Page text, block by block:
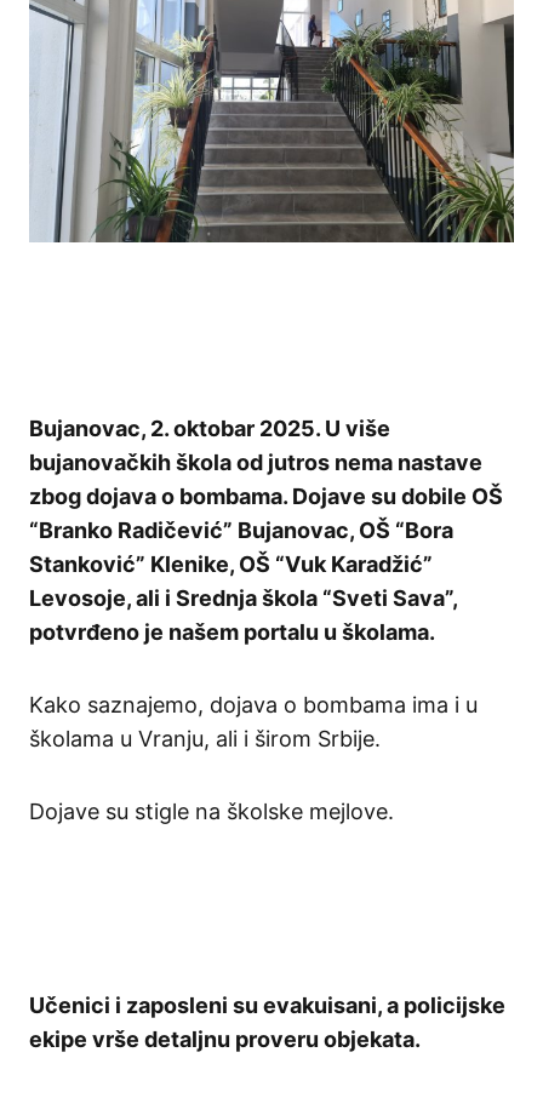
Bujanovac, 2. oktobar 2025. U više
bujanovačkih škola od jutros nema nastave
zbog dojava o bombama. Dojave su dobile OŠ
“Branko Radičević” Bujanovac, OŠ “Bora
Stanković” Klenike, OŠ “Vuk Karadžić”
Levosoje, ali i Srednja škola “Sveti Sava”,
potvrđeno je našem portalu u školama.
Kako saznajemo, dojava o bombama ima i u
školama u Vranju, ali i širom Srbije.
Dojave su stigle na školske mejlove.
Učenici i zaposleni su evakuisani, a policijske
ekipe vrše detaljnu proveru objekata.